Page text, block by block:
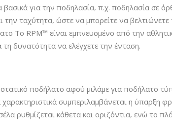
για την ποδηλασία, π.χ. ποδηλασία σε
την ταχύτητα, ώστε να μπορείτε να
Το RPM™ είναι εμπνευσμένο από την
δυνατότητα να ελέγχετε την ένταση.
ποδήλατο αφού μιλάμε για ποδήλατο
συμπεριλαμβάνεται η ύπαρξη
ρυθμίζεται κάθετα και οριζόντια, ενώ το